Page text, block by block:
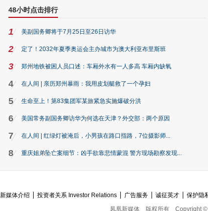
48小时点击排行
1 美副国务卿将于7月25日至26日访华
2 定了！2032年夏季奥运会主办城市为澳大利亚布里斯班
3 郑州地铁被困人员口述：车厢外水有一人多高 车厢内缺氧
4 在人间 | 亲历郑州暴雨：我用皮划艇救了一个孕妇
5 生命至上！第83集团军某旅紧急实施爆破分洪
6 美国常务副国务卿访华为何选在天津？外交部：两个原因
7 在人间 | 红绿灯被淹后，小男孩在路口指路，7位摄影师...
8 重庆姐弟坠亡案细节：凶手欲靠悲情蒙混 警方现场勘察发现...
媒体介绍 投资者关系 Investor Relations 广告服务 诚征英才 保护隐
凤凰新媒体
版权所有 Copyright